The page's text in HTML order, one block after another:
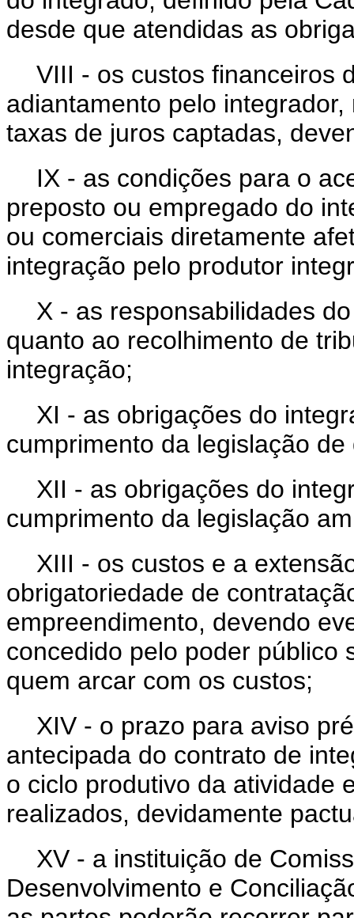
desde que atendidas as
VIII - os custos financeiros
adiantamento pelo
taxas de juros captadas,
IX - as condições para o
preposto ou empregado do
ou comerciais diretamente
integração pelo produtor
X - as responsabilidades
quanto ao recolhimento de
integração;
XI - as obrigações do
cumprimento da legislação
XII - as obrigações do
cumprimento da legislação
XIII - os custos e a
obrigatoriedade de
empreendimento, devendo
concedido pelo poder público
quem arcar com os custos;
XIV - o prazo para aviso
antecipada do contrato de
o ciclo produtivo da atividade
realizados, devidamente
XV - a instituição de
Desenvolvimento e